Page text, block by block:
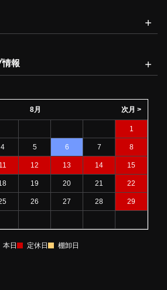
情報
8月 次月 >
1
4 5 6 7 8
11 12 13 14 15
19 20 21 22
26 27 28 29
本日 定休日 棚卸日